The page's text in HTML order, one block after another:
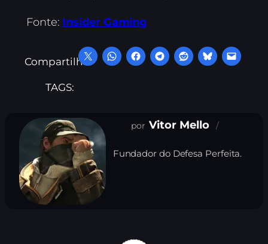
Fonte: Insider Gaming
Compartilhe:
TAGS:
Vitor Mello
Fundador do Defesa Perfeita.